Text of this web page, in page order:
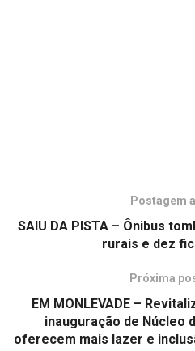
Postagem
SAIU DA PISTA – Ônibus
rurais e dez
Próxima
EM MONLEVADE –
inauguração de Núcleo
oferecem mais lazer e